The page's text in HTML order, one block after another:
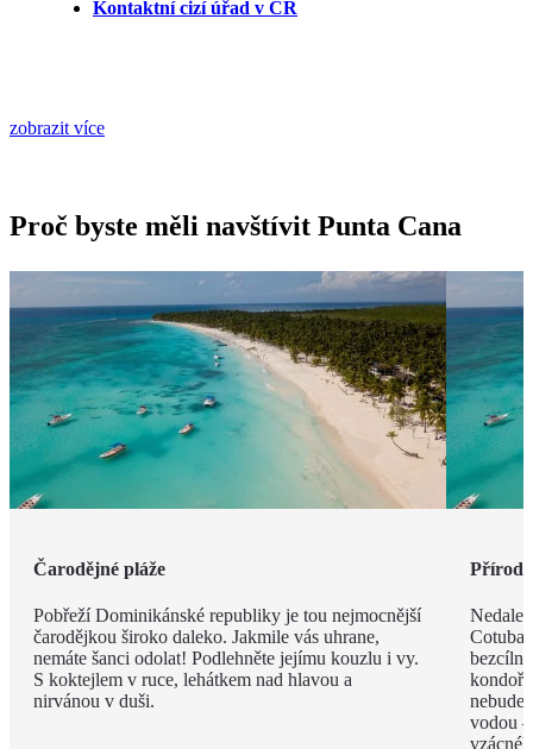
Kontaktní cizí úřad v ČR
zobrazit více
Proč byste měli navštívit Punta Cana
Čarodějné pláže
Pobřeží Dominikánské republiky je tou nejmocnější
čarodějkou široko daleko. Jakmile vás uhrane,
nemáte šanci odolat! Podlehněte jejímu kouzlu i vy.
S koktejlem v ruce, lehátkem nad hlavou a
nirvánou v duši.
vodou